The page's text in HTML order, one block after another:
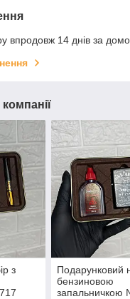
впродовж 14 днів за
з
Подарунковий
бензиновою
запальничкою